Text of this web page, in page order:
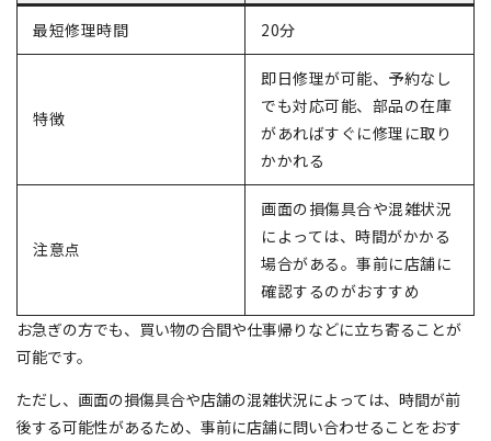
最短修理時間 20分
特徴
即日修理が可能、予約なし
でも対応可能、部品の在庫
があればすぐに修理に取り
かかれる
注意点
画面の損傷具合や混雑状況
によっては、時間がかかる
場合がある。事前に店舗に
確認するのがおすすめ
お急ぎの方でも、買い物の合間や仕事帰りなどに立ち寄ることが
可能です。
ただし、画面の損傷具合や店舗の混雑状況によっては、時間が前
後する可能性があるため、事前に店舗に問い合わせることをおす